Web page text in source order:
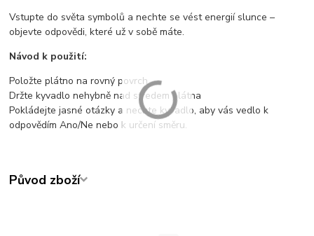
Vstupte do světa symbolů a nechte se vést energií slunce –
objevte odpovědi, které už v sobě máte.
Návod k použití:
Položte plátno na rovný povrch
Držte kyvadlo nehybně nad středem plátna
Pokládejte jasné otázky a nechte kyvadlo, aby vás vedlo k
odpovědím Ano/Ne nebo k určení směru.
Původ zboží